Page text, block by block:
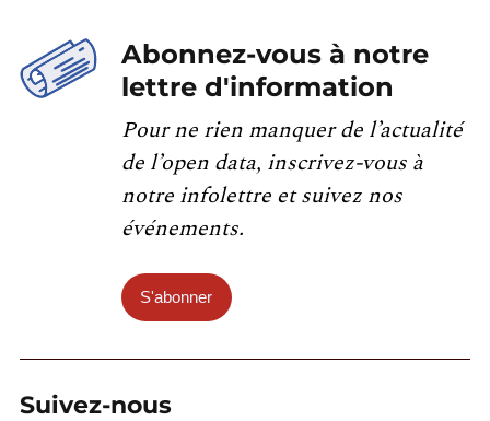
Abonnez-vous à notre
lettre d'information
Pour ne rien manquer de l’actualité
de l’open data, inscrivez-vous à
notre infolettre et suivez nos
événements.
S'abonner
Suivez-nous